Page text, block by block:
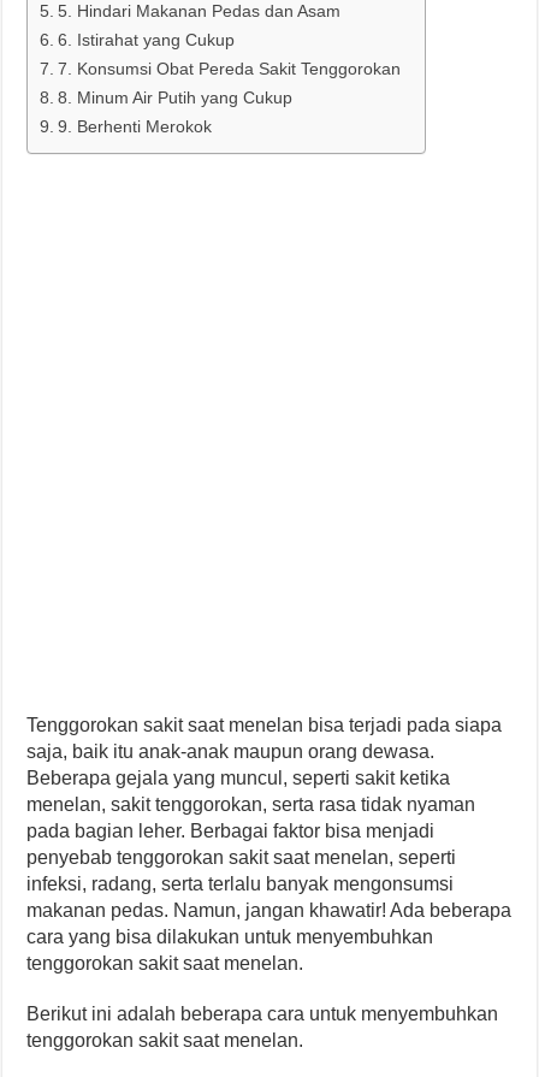
5. Hindari Makanan Pedas dan Asam
6. Istirahat yang Cukup
7. Konsumsi Obat Pereda Sakit Tenggorokan
8. Minum Air Putih yang Cukup
9. Berhenti Merokok
Tenggorokan sakit saat menelan bisa terjadi pada siapa
saja, baik itu anak-anak maupun orang dewasa.
Beberapa gejala yang muncul, seperti sakit ketika
menelan, sakit tenggorokan, serta rasa tidak nyaman
pada bagian leher. Berbagai faktor bisa menjadi
penyebab tenggorokan sakit saat menelan, seperti
infeksi, radang, serta terlalu banyak mengonsumsi
makanan pedas. Namun, jangan khawatir! Ada beberapa
cara yang bisa dilakukan untuk menyembuhkan
tenggorokan sakit saat menelan.
Berikut ini adalah beberapa cara untuk menyembuhkan
tenggorokan sakit saat menelan.